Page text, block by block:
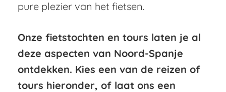
pure plezier van het fietsen.
Onze fietstochten en tours laten je al
deze aspecten van Noord-Spanje
ontdekken. Kies een van de reizen of
tours hieronder, of laat ons een